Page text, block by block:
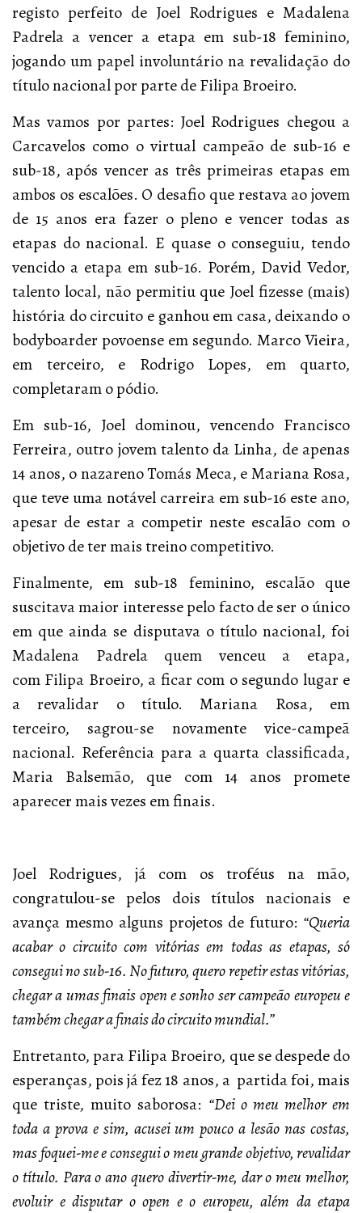
registo perfeito de Joel Rodrigues e Madalena
Padrela a vencer a etapa em sub-18 feminino,
jogando um papel involuntário na revalidação do
título nacional por parte de Filipa Broeiro.
Mas vamos por partes: Joel Rodrigues chegou a
Carcavelos como o virtual campeão de sub-16 e
sub-18, após vencer as três primeiras etapas em
ambos os escalões. O desafio que restava ao jovem
de 15 anos era fazer o pleno e vencer todas as
etapas do nacional. E quase o conseguiu, tendo
vencido a etapa em sub-16. Porém, David Vedor,
talento local, não permitiu que Joel fizesse (mais)
história do circuito e ganhou em casa, deixando o
bodyboarder povoense em segundo. Marco Vieira,
em terceiro, e Rodrigo Lopes, em quarto,
completaram o pódio.
Em sub-16, Joel dominou, vencendo Francisco
Ferreira, outro jovem talento da Linha, de apenas
14 anos, o nazareno Tomás Meca, e Mariana Rosa,
que teve uma notável carreira em sub-16 este ano,
apesar de estar a competir neste escalão com o
objetivo de ter mais treino competitivo.
Finalmente, em sub-18 feminino, escalão que
suscitava maior interesse pelo facto de ser o único
em que ainda se disputava o título nacional, foi
Madalena Padrela quem venceu a etapa,
com Filipa Broeiro, a ficar com o segundo lugar e
a revalidar o título. Mariana Rosa, em
terceiro, sagrou-se novamente vice-campeã
nacional. Referência para a quarta classificada,
Maria Balsemão, que com 14 anos promete
aparecer mais vezes em finais.
Joel Rodrigues, já com os troféus na mão,
congratulou-se pelos dois títulos nacionais e
avança mesmo alguns projetos de futuro: “Queria
acabar o circuito com vitórias em todas as etapas, só
consegui no sub-16. No futuro, quero repetir estas vitórias,
chegar a umas finais open e sonho ser campeão europeu e
também chegar a finais do circuito mundial.”
Entretanto, para Filipa Broeiro, que se despede do
esperanças, pois já fez 18 anos, a partida foi, mais
que triste, muito saborosa: “Dei o meu melhor em
toda a prova e sim, acusei um pouco a lesão nas costas,
mas foquei-me e consegui o meu grande objetivo, revalidar
o título. Para o ano quero divertir-me, dar o meu melhor,
evoluir e disputar o open e o europeu, além da etapa